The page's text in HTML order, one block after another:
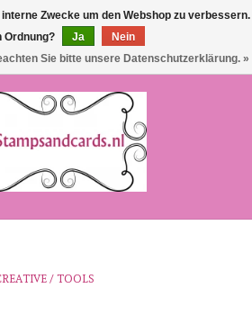
/ TOOLS
Zwecke um den Webshop zu verbessern.
Ordnung?
Ja
Nein
Sie bitte unsere Datenschutzerklärung. »